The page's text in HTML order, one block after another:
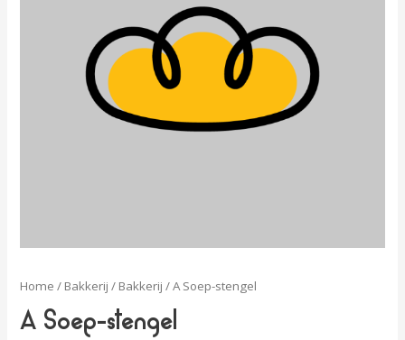
Home / Bakkerij / Bakkerij / A Soep-stengel
A Soep-stengel